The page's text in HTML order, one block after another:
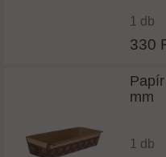
1 db
330
mm
1 db